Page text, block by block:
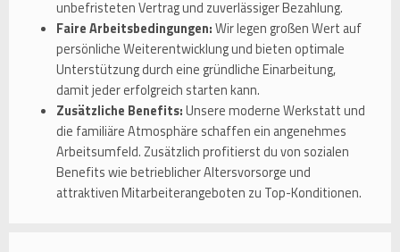
unbefristeten Vertrag und zuverlässiger Bezahlung.
Faire Arbeitsbedingungen:Wir legen großen Wert auf
persönliche Weiterentwicklung und bieten optimale
Unterstützung durch eine gründliche Einarbeitung,
damit jeder erfolgreich starten kann.
Zusätzliche Benefits:Unsere moderne Werkstatt und
die familiäre Atmosphäre schaffen ein angenehmes
Arbeitsumfeld. Zusätzlich profitierst du von sozialen
Benefits wie betrieblicher Altersvorsorge und
attraktiven Mitarbeiterangeboten zu Top-Konditionen.